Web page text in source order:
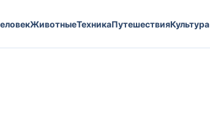
ЖивотныеТехникаПутешествияКультура